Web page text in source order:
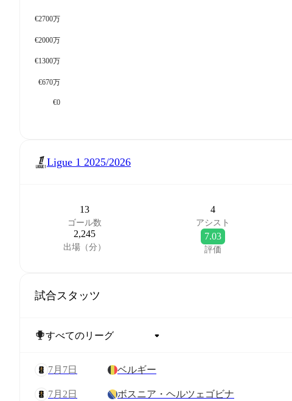
€2700万
€2000万
€1300万
€670万
€0
Ligue 1 2025/2026
13
ゴール数
4
アシスト
2,245
出場（分）
7.03
評価
試合スタッツ
7月7日 ベルギー
7月2日 ボスニア・ヘルツェゴビナ